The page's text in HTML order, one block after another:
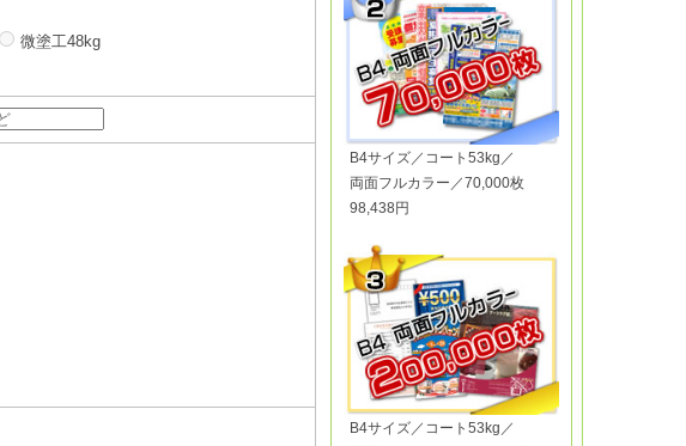
微塗工48kg
B4サイズ／コート53kg／
両面フルカラー／70,000枚
98,438円
B4サイズ／コート53kg／